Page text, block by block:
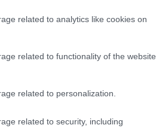
related to analytics like cookies on
related to functionality of the website
related to personalization.
related to security, including
Iskolában, Fedorcsák Mária
Egyetem hallgatója,